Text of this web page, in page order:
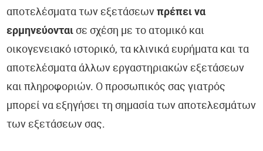
αποτελέσματα των εξετάσεωνπρέπει να
ερμηνεύονταισε σχέση με το ατομικό και
οικογενειακό ιστορικό, τα κλινικά ευρήματα και τα
αποτελέσματα άλλων εργαστηριακών εξετάσεων
και πληροφοριών. Ο προσωπικός σας γιατρός
μπορεί να εξηγήσει τη σημασία των αποτελεσμάτων
των εξετάσεων σας.